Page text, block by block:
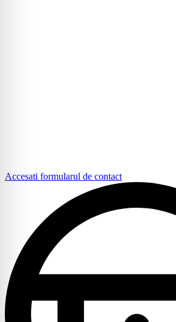
Accesati formularul de contact